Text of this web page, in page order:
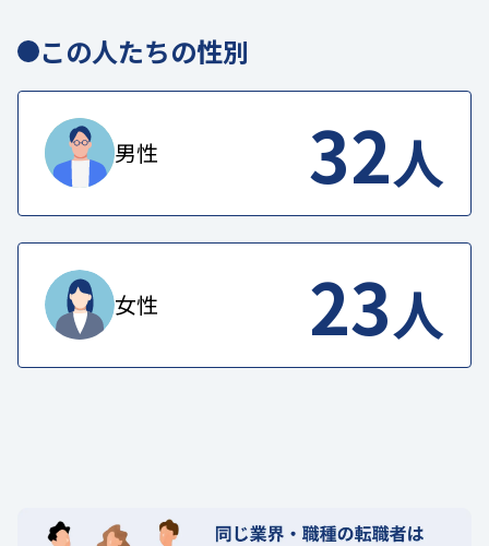
この人たちの性別
男性 32人
女性 23人